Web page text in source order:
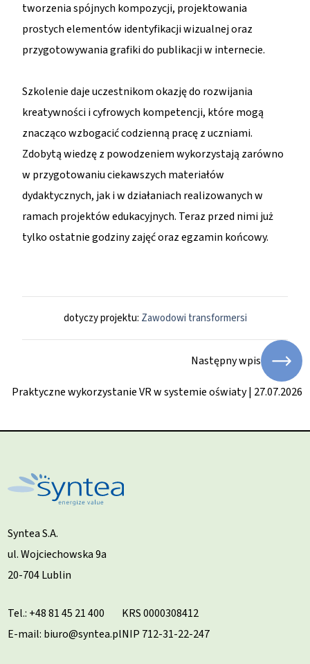
tworzenia spójnych kompozycji, projektowania
prostych elementów identyfikacji wizualnej oraz
przygotowywania grafiki do publikacji w internecie.
Szkolenie daje uczestnikom okazję do rozwijania
kreatywności i cyfrowych kompetencji, które mogą
znacząco wzbogacić codzienną pracę z uczniami.
Zdobytą wiedzę z powodzeniem wykorzystają zarówno
w przygotowaniu ciekawszych materiałów
dydaktycznych, jak i w działaniach realizowanych w
ramach projektów edukacyjnych. Teraz przed nimi już
tylko ostatnie godziny zajęć oraz egzamin końcowy.
dotyczy projektu: Zawodowi transformersi
Następny wpis
Praktyczne wykorzystanie VR w systemie oświaty | 27.07.2026
Syntea S.A.
ul. Wojciechowska 9a
20-704 Lublin
Tel.: +48 81 45 21 400
E-mail: biuro@syntea.pl
KRS 0000308412
NIP 712-31-22-247